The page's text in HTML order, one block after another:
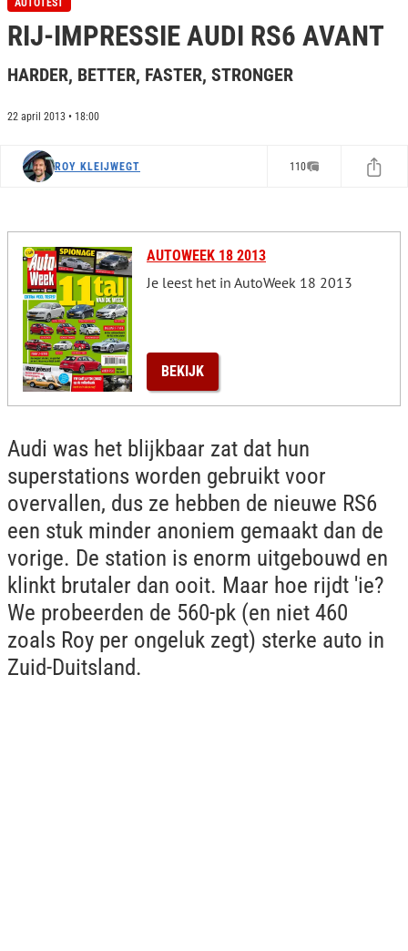
AUTOTEST
RIJ-IMPRESSIE AUDI RS6 AVANT
HARDER, BETTER, FASTER, STRONGER
22 april 2013 • 18:00
ROY KLEIJWEGT 110
AUTOWEEK 18 2013
Je leest het in AutoWeek 18 2013
BEKIJK
Audi was het blijkbaar zat dat hun
superstations worden gebruikt voor
overvallen, dus ze hebben de nieuwe RS6
een stuk minder anoniem gemaakt dan de
vorige. De station is enorm uitgebouwd en
klinkt brutaler dan ooit. Maar hoe rijdt 'ie?
We probeerden de 560-pk (en niet 460
zoals Roy per ongeluk zegt) sterke auto in
Zuid-Duitsland.